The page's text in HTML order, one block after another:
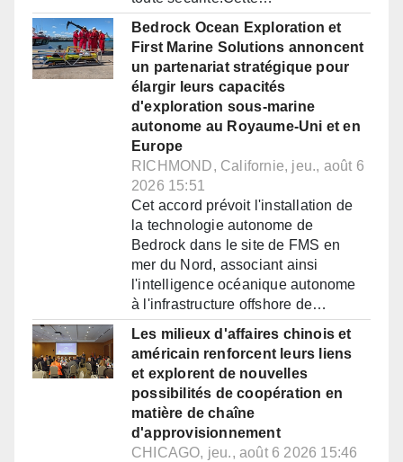
Bedrock Ocean Exploration et
First Marine Solutions annoncent
un partenariat stratégique pour
élargir leurs capacités
d'exploration sous-marine
autonome au Royaume-Uni et en
Europe
RICHMOND, Californie, jeu., août 6
2026 15:51
Cet accord prévoit l'installation de
la technologie autonome de
Bedrock dans le site de FMS en
mer du Nord, associant ainsi
l'intelligence océanique autonome
à l'infrastructure offshore de…
Les milieux d'affaires chinois et
américain renforcent leurs liens
et explorent de nouvelles
possibilités de coopération en
matière de chaîne
d'approvisionnement
CHICAGO, jeu., août 6 2026 15:46